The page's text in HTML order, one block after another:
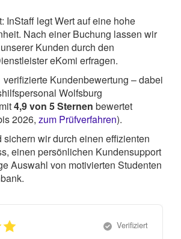
InStaff legt Wert auf eine hohe
Nach einer Buchung lassen wir
Kunden durch den
eKomi erfragen.
verifizierte Kundenbewertung – dabei
Wolfsburg
4,9von 5Sternen bewertet
2026, zum Prüfverfahren).
sichern wir durch einen effizienten
einen persönlichen Kundensupport
Auswahl von motivierten Studenten
Verifiziert